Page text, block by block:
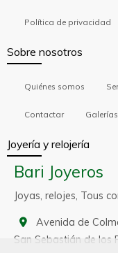
Política de privacidad
Sobre nosotros
Quiénes somos
Contactar
Joyería y relojería
Bari Joyeros
Joyas, relojes, Tous
Avenida de
San Sebastián de los